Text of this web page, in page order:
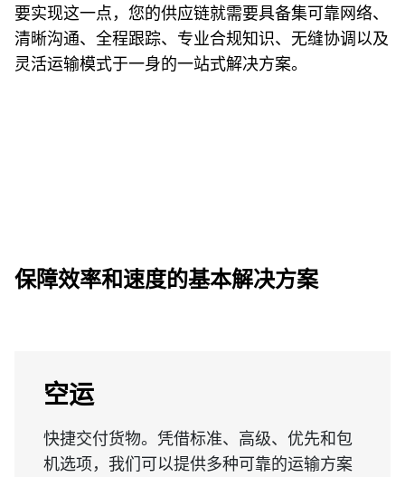
要实现这一点，您的供应链就需要具备集可靠网络、
清晰沟通、全程跟踪、专业合规知识、无缝协调以及
灵活运输模式于一身的一站式解决方案。
保障效率和速度的基本解决方案
空运
快捷交付货物。凭借标准、高级、优先和包
机选项，我们可以提供多种可靠的运输方案